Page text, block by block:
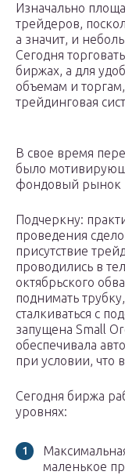
Изначально
трейдеров,
а значит, и
Сегодня
биржах, а для
объемам и
трейдинговая
В свое время
было
фондовый рынок
Подчеркну:
проведения
присутствие
проводились в
октябрьского
поднимать
сталкиваться с
запущена Small
обеспечивала
при условии, что
Сегодня биржа
уровнях:
маленькое